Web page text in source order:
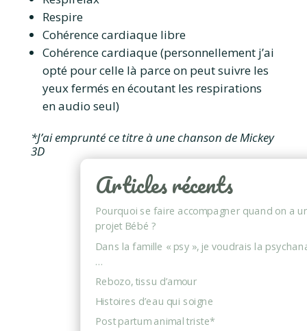
Respire
Cohérence cardiaque libre
Cohérence cardiaque (personnellement j’ai
opté pour celle là parce on peut suivre les
yeux fermés en écoutant les respirations
en audio seul)
*J’ai emprunté ce titre à une chanson de Mickey
3D
Articles récents
Pourquoi se faire accompagner quand on a
projet Bébé ?
Dans la famille « psy », je voudrais la
…
Rebozo, tissu d’amour
Histoires d’eau qui soigne
Post partum animal triste*